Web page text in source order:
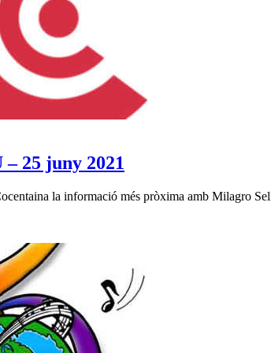
25 juny 2021
la informació més pròxima amb Milagro